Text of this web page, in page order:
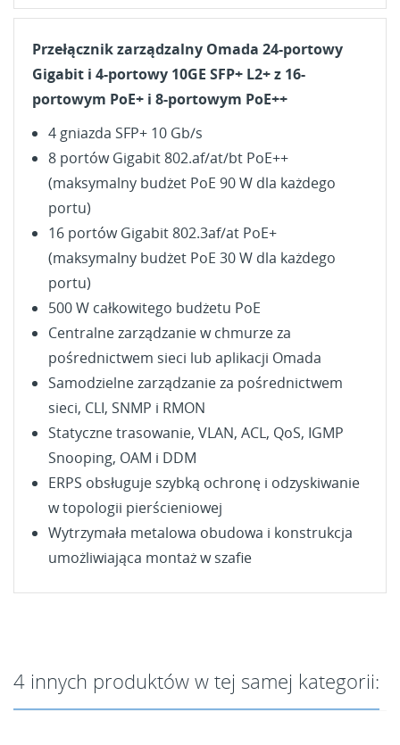
Przełącznik zarządzalny Omada 24-portowy
Gigabit i 4-portowy 10GE SFP+ L2+ z 16-
portowym PoE+ i 8-portowym PoE++
4 gniazda SFP+ 10 Gb/s
8 portów Gigabit 802.af/at/bt PoE++
(maksymalny budżet PoE 90 W dla każdego
portu)
16 portów Gigabit 802.3af/at PoE+
(maksymalny budżet PoE 30 W dla każdego
portu)
500 W całkowitego budżetu PoE
Centralne zarządzanie w chmurze za
pośrednictwem sieci lub aplikacji Omada
Samodzielne zarządzanie za pośrednictwem
sieci, CLI, SNMP i RMON
Statyczne trasowanie, VLAN, ACL, QoS, IGMP
Snooping, OAM i DDM
ERPS obsługuje szybką ochronę i odzyskiwanie
w topologii pierścieniowej
Wytrzymała metalowa obudowa i konstrukcja
umożliwiająca montaż w szafie
4 innych produktów w tej samej kategorii:
MOJE LISTY ŻYCZEŃ
UTWÓRZ LISTĘ ŻYCZEŃ
Nazwa listy życzeń
Anuluj
ZALOGUJ SIĘ
Musisz być zalogowany by zapisać produkty na swojej
liście życzeń.
Anuluj Zaloguj się